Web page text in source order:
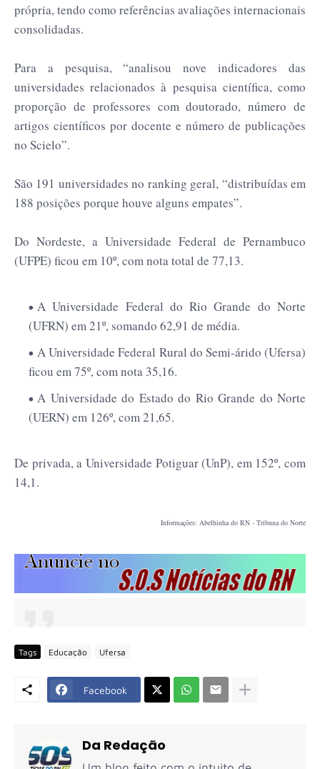
própria, tendo como referências avaliações internacionais
consolidadas.
Para a pesquisa, “analisou nove indicadores das
universidades relacionados à pesquisa científica, como
proporção de professores com doutorado, número de
artigos científicos por docente e número de publicações
no Scielo”.
São 191 universidades no ranking geral, “distribuídas em
188 posições porque houve alguns empates”.
Do Nordeste, a Universidade Federal de Pernambuco
(UFPE) ficou em 10º, com nota total de 77,13.
A Universidade Federal do Rio Grande do Norte
(UFRN) em 21º, somando 62,91 de média.
A Universidade Federal Rural do Semi-árido (Ufersa)
ficou em 75º, com nota 35,16.
A Universidade do Estado do Rio Grande do Norte
(UERN) em 126º, com 21,65.
De privada, a Universidade Potiguar (UnP), em 152º, com
14,1.
Informações: Abelhinha do RN - Tribuna do Norte
Tags Educação Ufersa
Facebook
Da Redação